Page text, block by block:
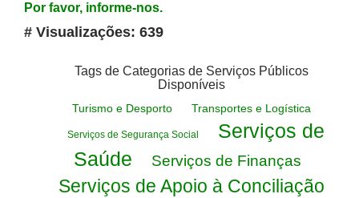
Por favor, informe-nos.
# Visualizações: 639
Tags de Categorias de Serviços Públicos
Disponíveis
Turismo e Desporto Transportes e Logística
Serviços de Segurança Social
Serviços de
Saúde
Serviços de Finanças
Serviços de Apoio à Conciliação